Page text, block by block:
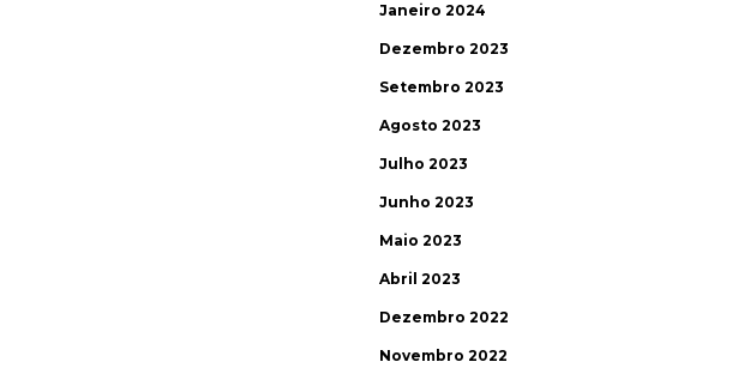
Janeiro 2024
Dezembro 2023
Setembro 2023
Agosto 2023
Julho 2023
Junho 2023
Maio 2023
Abril 2023
Dezembro 2022
Novembro 2022